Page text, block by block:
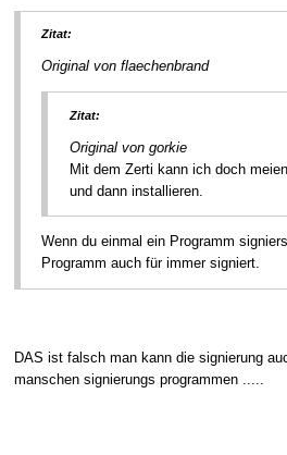
Zitat:
Original von flaechenbrand
Zitat:
Original von gorkie
Mit dem Zerti kann ich doch
und dann installieren.
Wenn du einmal ein Programm
Programm auch für immer signiert.
DAS ist falsch man kann die signierung
manschen signierungs programmen .....